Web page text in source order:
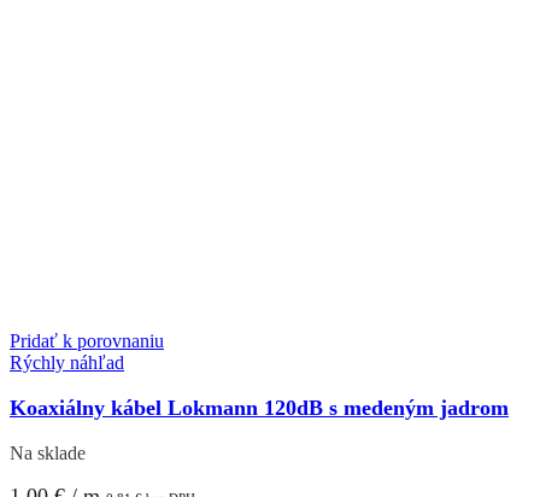
Pridať k porovnaniu
Rýchly náhľad
Koaxiálny kábel Lokmann 120dB s medeným jadrom
Na sklade